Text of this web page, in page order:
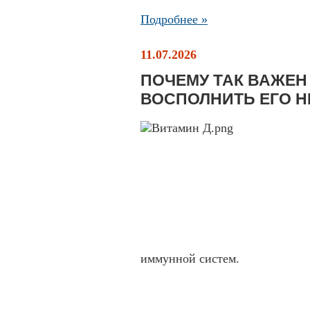
Подробнее »
11.07.2026
ПОЧЕМУ ТАК
ВОСПОЛНИТЬ ЕГО
иммунной систем.